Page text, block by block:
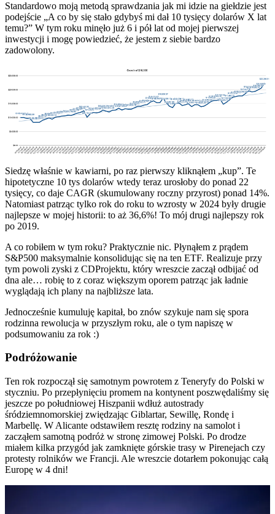
Standardowo moją metodą sprawdzania jak mi idzie na giełdzie jest
podejście „A co by się stało gdybyś mi dał 10 tysięcy dolarów X lat
temu?” W tym roku minęło już 6 i pół lat od mojej pierwszej
inwestycji i mogę powiedzieć, że jestem z siebie bardzo
zadowolony.
Siedzę właśnie w kawiarni, po raz pierwszy kliknąłem „kup”. Te
hipotetyczne 10 tys dolarów wtedy teraz urosłoby do ponad 22
tysięcy, co daje CAGR (skumulowany roczny przyrost) ponad 14%.
Natomiast patrząc tylko rok do roku to wzrosty w 2024 były drugie
najlepsze w mojej historii: to aż 36,6%! To mój drugi najlepszy rok
po 2019.
A co robiłem w tym roku? Praktycznie nic. Płynąłem z prądem
S&P500 maksymalnie konsolidując się na ten ETF. Realizuje przy
tym powoli zyski z CDProjektu, który wreszcie zaczął odbijać od
dna ale… robię to z coraz większym oporem patrząc jak ładnie
wyglądają ich plany na najbliższe lata.
Jednocześnie kumuluję kapitał, bo znów szykuje nam się spora
rodzinna rewolucja w przyszłym roku, ale o tym napiszę w
podsumowaniu za rok :)
Podróżowanie
Ten rok rozpoczął się samotnym powrotem z Teneryfy do Polski w
styczniu. Po przepłynięciu promem na kontynent poszwędaliśmy się
jeszcze po południowej Hiszpanii wdłuż autostrady
śródziemnomorskiej zwiędzając Giblartar, Sewillę, Rondę i
Marbellę. W Alicante odstawiłem resztę rodziny na samolot i
zacząłem samotną podróż w stronę zimowej Polski. Po drodze
miałem kilka przygód jak zamknięte górskie trasy w Pirenejach czy
protesty rolników we Francji. Ale wreszcie dotarłem pokonując całą
Europę w 4 dni!